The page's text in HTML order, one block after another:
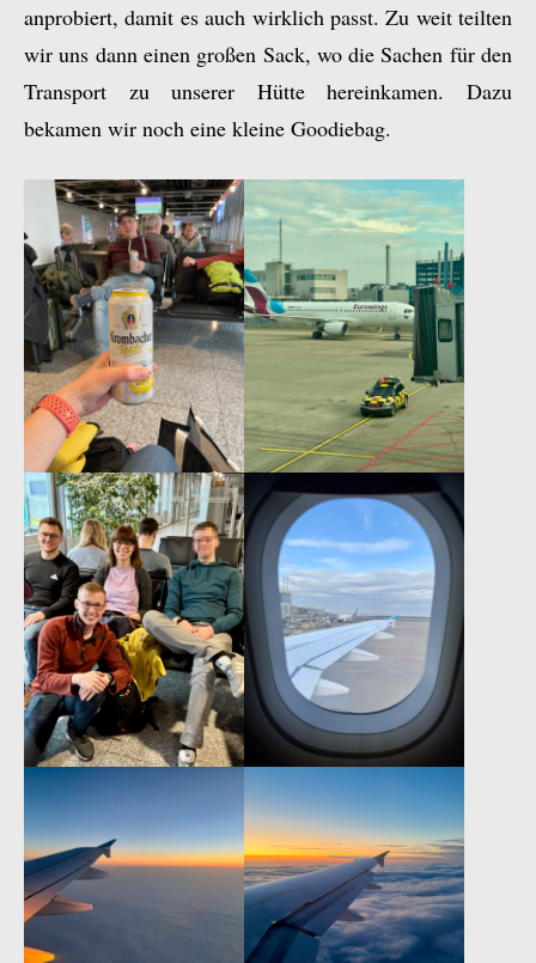
anprobiert, damit es auch wirklich passt. Zu weit teilten
wir uns dann einen großen Sack, wo die Sachen für den
Transport zu unserer Hütte hereinkamen. Dazu
bekamen wir noch eine kleine Goodiebag.